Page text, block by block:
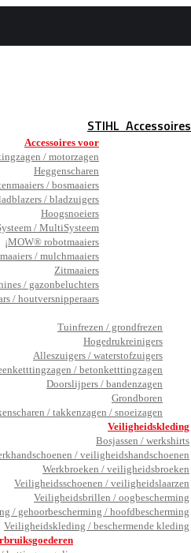
STIHL Accessoires
Accessoires voor
/ motorzagen
Heggenscharen
/ bosmaaiers
/ bladzuigers
Hoogsnoeiers
/ MultiSysteem
¡MOW® robotmaaiers
/ mulchmaaiers
Zitmaaiers
/ gazonbeluchters
/ houtversnipperaars
Tuinfrezen / grondfrezen
Hogedrukreinigers
Alleszuigers / waterstofzuigers
/ betonketttingzagen
Doorslijpers / bandenzagen
Grondboren
/ takkenzagen / snoeizagen
Veiligheidskleding
Bosjassen / werkshirts
/ veiligheidshandschoenen
Werkbroeken / veiligheidsbroeken
Veiligheidsschoenen / veiligheidslaarzen
Veiligheidsbrillen / oogbescherming
/ gehoorbescherming / hoofdbescherming
Veiligheidskleding / beschermende kleding